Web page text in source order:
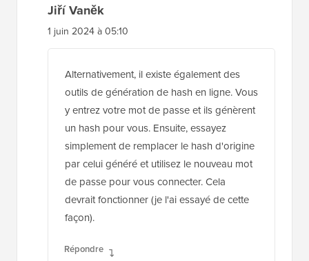
Jiří Vaněk
1 juin 2024 à 05:10
Alternativement, il existe également des
outils de génération de hash en ligne. Vous
y entrez votre mot de passe et ils génèrent
un hash pour vous. Ensuite, essayez
simplement de remplacer le hash d'origine
par celui généré et utilisez le nouveau mot
de passe pour vous connecter. Cela
devrait fonctionner (je l'ai essayé de cette
façon).
Répondre